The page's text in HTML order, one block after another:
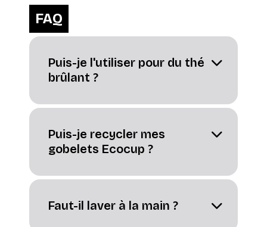
FAQ
Puis-je l'utiliser pour du thé
brûlant ?
Puis-je recycler mes
gobelets Ecocup ?
Faut-il laver à la main ?